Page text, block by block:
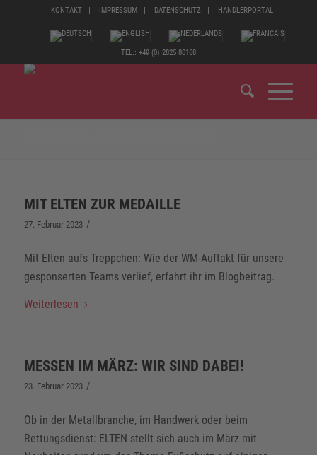
KONTAKT IMPRESSUM DATENSCHUTZ HÄNDLERPORTAL
TEL.: +49 (0) 2825 80168
MIT ELTEN ZUR MEDAILLE
27. Februar 2023 /
Mit Elten aufs Treppchen: Wie der WM-Auftakt für unsere
gesponserten Teams verlief, erfahrt ihr im Blogbeitrag.
Weiterlesen
MESSEN IM MÄRZ: WIR SIND DABEI!
23. Februar 2023 /
Ob in der Metallbranche, im Handwerk oder beim
Rettungsdienst: ELTEN stellt sich auch im März mit